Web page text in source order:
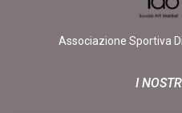
Associazione Sportiva
I